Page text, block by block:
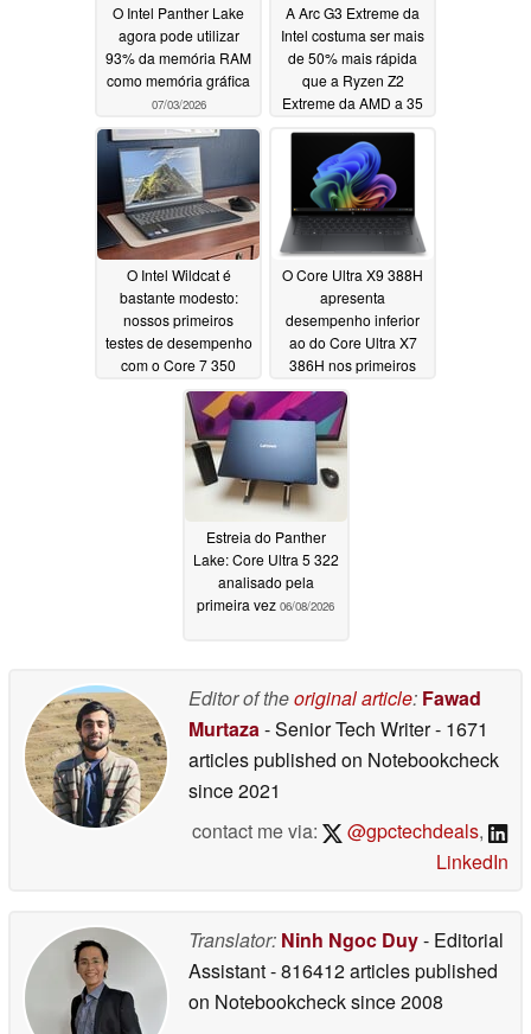
O Intel Panther Lake
agora pode utilizar
93% da memória RAM
como memória gráfica
07/03/2026
A Arc G3 Extreme da
Intel costuma ser mais
de 50% mais rápida
que a Ryzen Z2
Extreme da AMD a 35
O Intel Wildcat é
bastante modesto:
nossos primeiros
testes de desempenho
com o Core 7 350
revelam resultados de
desempenho bastante
07/02/2026
O Core Ultra X9 388H
apresenta
desempenho inferior
ao do Core Ultra X7
386H nos primeiros
testes de desempenho
06/13/2026
Estreia do Panther
Lake: Core Ultra 5 322
analisado pela
primeira vez 06/08/2026
Editor of theoriginal article: Fawad
Murtaza- Senior Tech Writer- 1671
articles published on Notebookcheck
since 2021
contact me via:
@gpctechdeals,
LinkedIn
Translator: Ninh Ngoc Duy- Editorial
Assistant- 816412 articles published
on Notebookchecksince 2008